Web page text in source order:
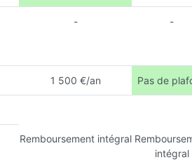
- -
1 500 €/an Pas de
Remboursement intégral
intégral